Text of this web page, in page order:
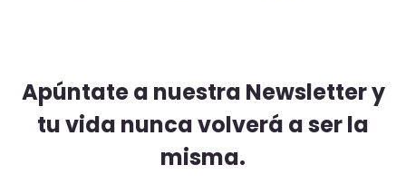
Apúntate a nuestra Newsletter y
tu vida nunca volverá a ser la
misma.